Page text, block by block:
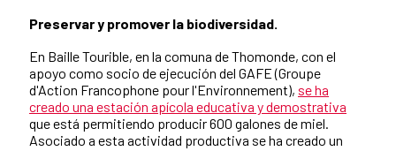
Preservar y promover la biodiversidad.
En Baille Tourible, en la comuna de Thomonde, con el
apoyo como socio de ejecución del GAFE (Groupe
d'Action Francophone pour l'Environnement), se ha
creado una estación apícola educativa y demostrativa
que está permitiendo producir 600 galones de miel.
Asociado a esta actividad productiva se ha creado un